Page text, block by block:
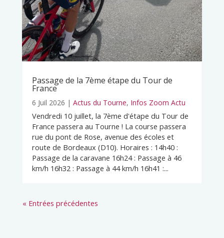
Passage de la 7ème étape du Tour de
France
6 Juil 2026 | Actus du Tourne, Infos Zoom Actu
Vendredi 10 juillet, la 7ème d'étape du Tour de
France passera au Tourne ! La course passera
rue du pont de Rose, avenue des écoles et
route de Bordeaux (D10). Horaires : 14h40 :
Passage de la caravane 16h24 : Passage à 46
km/h 16h32 : Passage à 44 km/h 16h41 :...
« Entrées précédentes